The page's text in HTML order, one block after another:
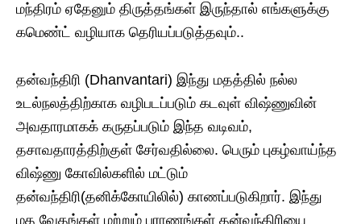
மந்திரம் ஏதேனும் திருத்தங்கள் இருந்தால் எங்களுக்கு
கமெண்ட் வழியாக தெரியப்படுத்தவும்..
தன்வந்திரி (Dhanvantari) இந்து மதத்தில் நல்ல
உடல்நலத்திற்காக வழிபடப்படும் கடவுள் விஷ்ணுவின்
அவதாரமாகக் கருதப்படும் இந்த வடிவம்,
தசாவதாரத்திற்குள் சேர்வதில்லை. பெரும் புகழ்வாய்ந்த
விஷ்ணு கோவில்களில் மட்டும்
தன்வந்திரி(தனிக்கோயிலில்) காணப்படுகிறார். இந்து
மத வேதங்கள் மற்றும் புராணங்கள் தன்வந்திரியை